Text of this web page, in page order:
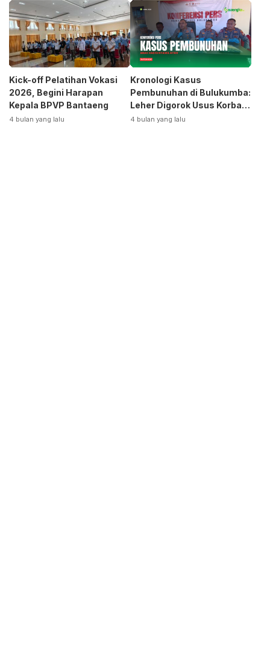
Otomotif
Kick-off Pelatihan Vokasi
2026, Begini Harapan
Kepala BPVP Bantaeng
4 bulan yang lalu
Kronologi Kasus
Pembunuhan di Bulukumba:
Leher Digorok Usus Korban
Dikeluarkan
4 bulan yang lalu